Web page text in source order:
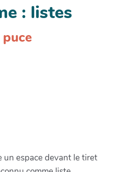
: listes
espace devant le tiret